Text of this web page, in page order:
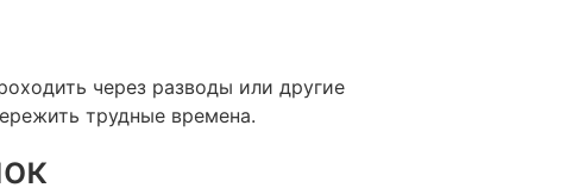
через разводы или другие
трудные времена.